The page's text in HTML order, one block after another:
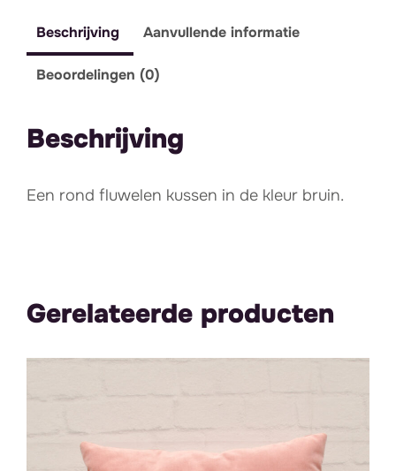
Beschrijving Aanvullende informatie
Beoordelingen (0)
Beschrijving
Een rond fluwelen kussen in de kleur bruin.
Gerelateerde producten